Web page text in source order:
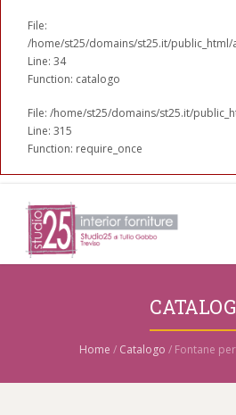
File:
/home/st25/domains/st25.it/
Line: 34
Function: catalogo
File: /home/st25/domains/st25.it/
Line: 315
Function: require_once
Home / Catalogo / Fontane